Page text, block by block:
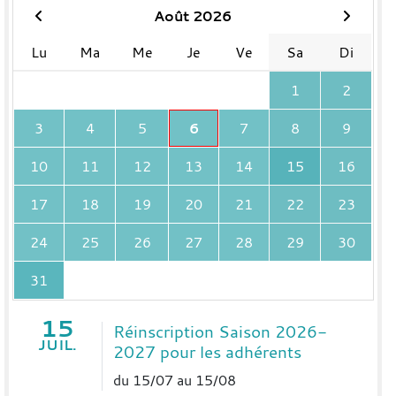
Août 2026
Lu
Ma Me Je Ve Sa
Di
1
2
3
4 5 6 7 8
9
10
11 12 13 14 15
16
17
18 19 20 21 22
23
24
25 26 27 28 29
30
31
15
JUIL.
Réinscription Saison 2026-
2027 pour les adhérents
du 15/07 au 15/08